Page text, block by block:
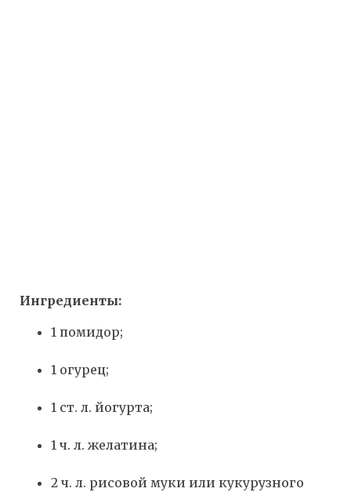
Ингредиенты:
1 помидор;
1 огурец;
1 ст. л. йогурта;
1 ч. л. желатина;
2 ч. л. рисовой муки или кукурузного